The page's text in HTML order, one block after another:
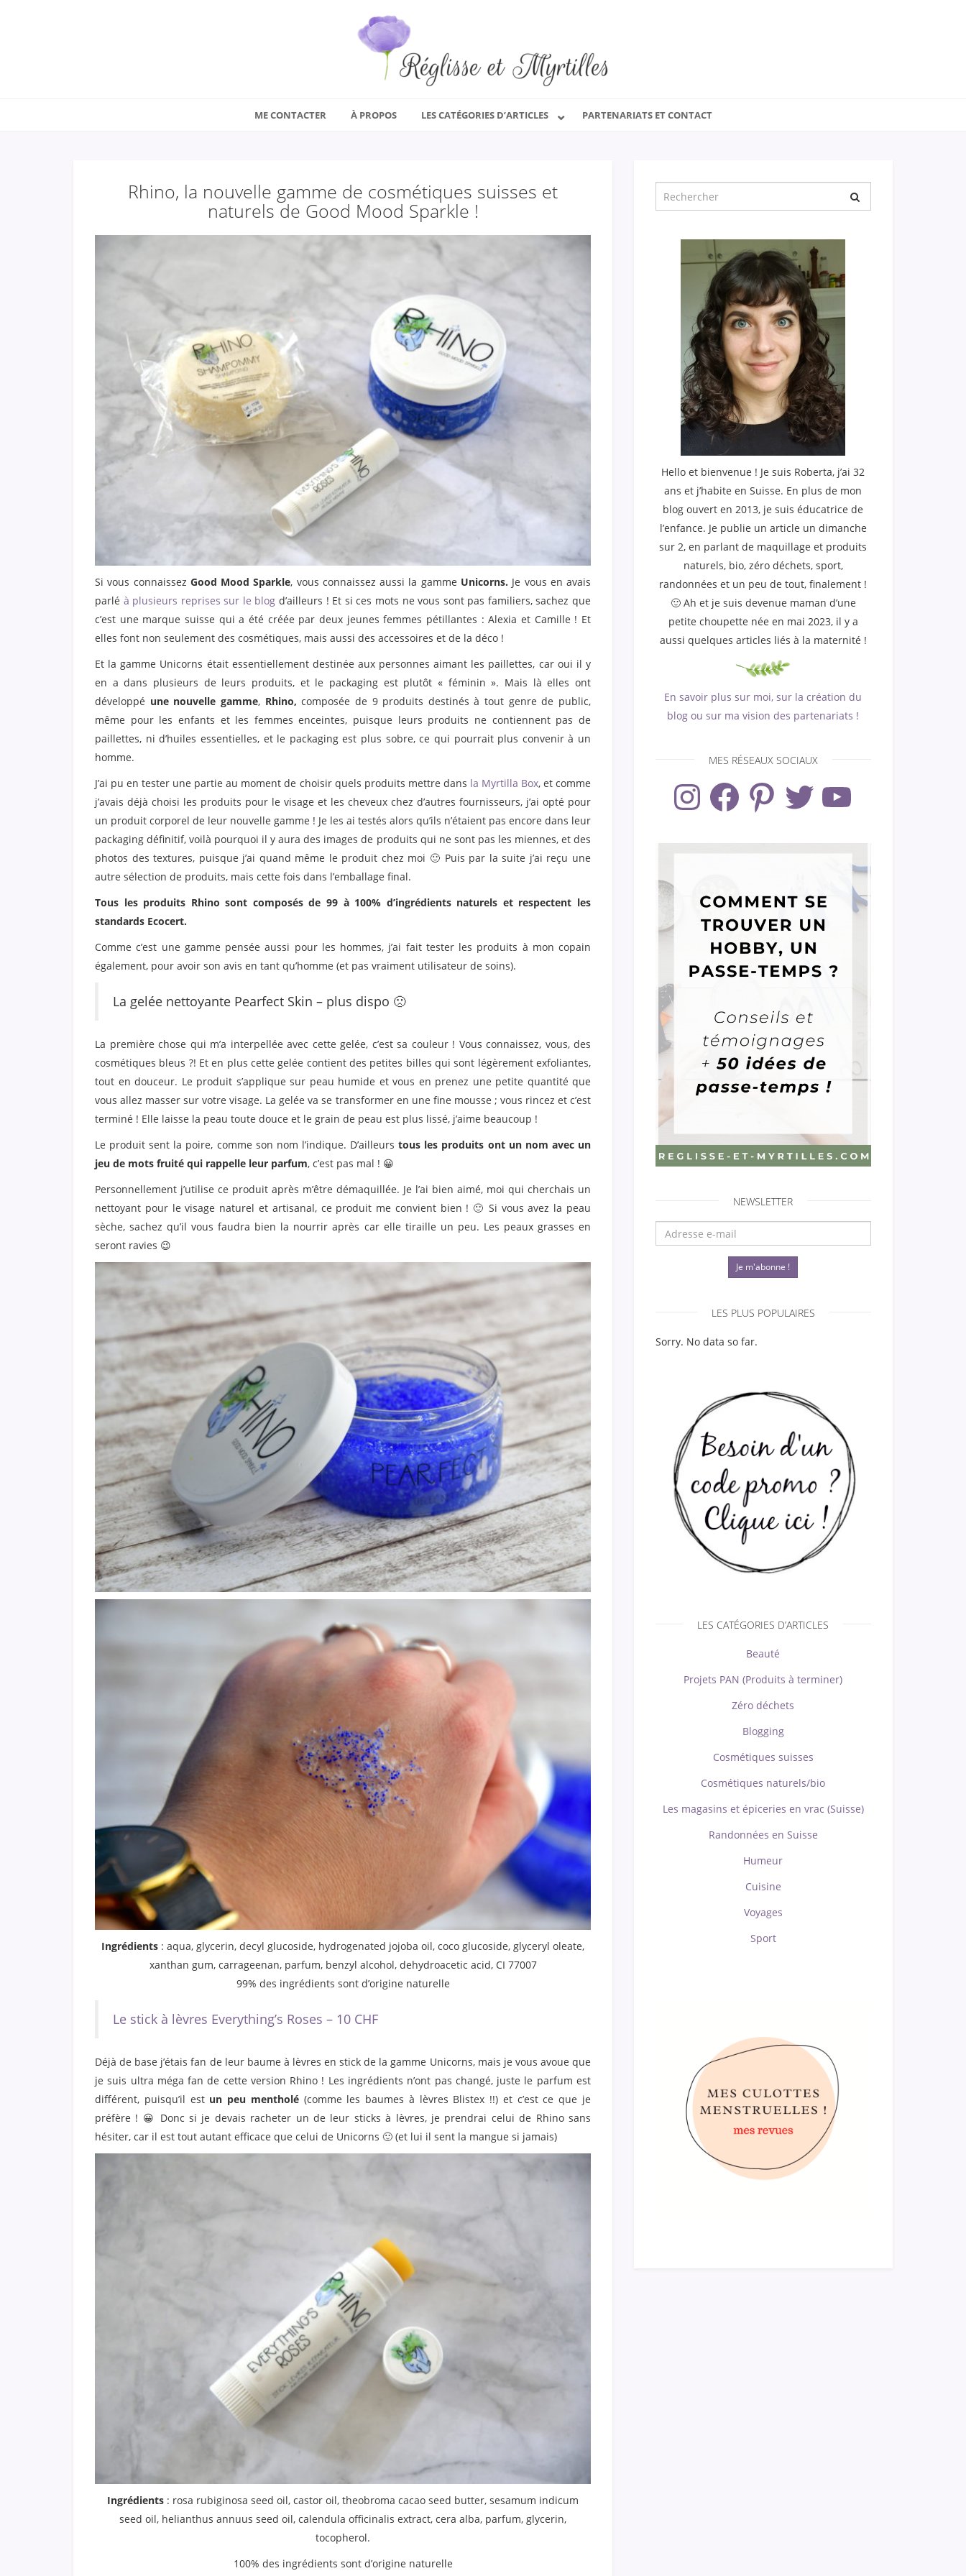
ME CONTACTER À PROPOS LES CATÉGORIES D’ARTICLES PARTENARIATS ET CONTACT
Rhino, la nouvelle gamme de cosmétiques suisses et
naturels de Good Mood Sparkle !
Si vous connaissez Good Mood Sparkle, vous connaissez aussi la gamme Unicorns. Je vous en avais
parlé à plusieurs reprises sur le blog d’ailleurs ! Et si ces mots ne vous sont pas familiers, sachez que
c’est une marque suisse qui a été créée par deux jeunes femmes pétillantes : Alexia et Camille ! Et
elles font non seulement des cosmétiques, mais aussi des accessoires et de la déco !
Et la gamme Unicorns était essentiellement destinée aux personnes aimant les paillettes, car oui il y
en a dans plusieurs de leurs produits, et le packaging est plutôt « féminin ». Mais là elles ont
développé une nouvelle gamme, Rhino, composée de 9 produits destinés à tout genre de public,
même pour les enfants et les femmes enceintes, puisque leurs produits ne contiennent pas de
paillettes, ni d’huiles essentielles, et le packaging est plus sobre, ce qui pourrait plus convenir à un
homme.
J’ai pu en tester une partie au moment de choisir quels produits mettre dans la Myrtilla Box, et comme
j’avais déjà choisi les produits pour le visage et les cheveux chez d’autres fournisseurs, j’ai opté pour
un produit corporel de leur nouvelle gamme ! Je les ai testés alors qu’ils n’étaient pas encore dans leur
packaging définitif, voilà pourquoi il y aura des images de produits qui ne sont pas les miennes, et des
photos des textures, puisque j’ai quand même le produit chez moi 🙂 Puis par la suite j’ai reçu une
autre sélection de produits, mais cette fois dans l’emballage final.
Tous les produits Rhino sont composés de 99 à 100% d’ingrédients naturels et respectent les
standards Ecocert.
Comme c’est une gamme pensée aussi pour les hommes, j’ai fait tester les produits à mon copain
également, pour avoir son avis en tant qu’homme (et pas vraiment utilisateur de soins).
La gelée nettoyante Pearfect Skin – plus dispo 🙁
La première chose qui m’a interpellée avec cette gelée, c’est sa couleur ! Vous connaissez, vous, des
cosmétiques bleus ?! Et en plus cette gelée contient des petites billes qui sont légèrement exfoliantes,
tout en douceur. Le produit s’applique sur peau humide et vous en prenez une petite quantité que
vous allez masser sur votre visage. La gelée va se transformer en une fine mousse ; vous rincez et c’est
terminé ! Elle laisse la peau toute douce et le grain de peau est plus lissé, j’aime beaucoup !
Le produit sent la poire, comme son nom l’indique. D’ailleurstous les produits ont un nom avec un
jeu de mots fruité qui rappelle leur parfum, c’est pas mal ! 😀
Personnellement j’utilise ce produit après m’être démaquillée. Je l’ai bien aimé, moi qui cherchais un
nettoyant pour le visage naturel et artisanal, ce produit me convient bien ! 🙂 Si vous avez la peau
sèche, sachez qu’il vous faudra bien la nourrir après car elle tiraille un peu. Les peaux grasses en
seront ravies 😉
Ingrédients : aqua, glycerin, decyl glucoside, hydrogenated jojoba oil, coco glucoside, glyceryl oleate,
xanthan gum, carrageenan, parfum, benzyl alcohol, dehydroacetic acid, CI 77007
99% des ingrédients sont d’origine naturelle
Le stick à lèvres Everything’s Roses – 10 CHF
Déjà de base j’étais fan de leur baume à lèvres en stick de la gamme Unicorns, mais je vous avoue que
je suis ultra méga fan de cette version Rhino ! Les ingrédients n’ont pas changé, juste le parfum est
différent, puisqu’il est un peu mentholé(comme les baumes à lèvres Blistex !!) et c’est ce que je
préfère ! 😀 Donc si je devais racheter un de leur sticks à lèvres, je prendrai celui de Rhino sans
hésiter, car il est tout autant efficace que celui de Unicorns 🙂 (et lui il sent la mangue si jamais)
Ingrédients : rosa rubiginosa seed oil, castor oil, theobroma cacao seed butter, sesamum indicum
seed oil, helianthus annuus seed oil, calendula officinalis extract, cera alba, parfum, glycerin,
tocopherol.
100% des ingrédients sont d’origine naturelle
pour
:
Hello et bienvenue ! Je suis Roberta, j’ai 32
ans et j’habite en Suisse. En plus de mon
blog ouvert en 2013, je suis éducatrice de
l’enfance. Je publie un article un dimanche
sur 2, en parlant de maquillage et produits
naturels, bio, zéro déchets, sport,
randonnées et un peu de tout, finalement !
🙂 Ah et je suis devenue maman d’une
petite choupette née en mai 2023, il y a
aussi quelques articles liés à la maternité !
En savoir plus sur moi, sur la création du
blog ou sur ma vision des partenariats !
MES RÉSEAUX SOCIAUX
InstagramFacebook PinterestTwitter YouTube
NEWSLETTER
Je m'abonne !
LES PLUS POPULAIRES
Sorry. No data so far.
LES CATÉGORIES D’ARTICLES
Beauté
Projets PAN (Produits à terminer)
Zéro déchets
Blogging
Cosmétiques suisses
Cosmétiques naturels/bio
Les magasins et épiceries en vrac (Suisse)
Randonnées en Suisse
Humeur
Cuisine
Voyages
Sport